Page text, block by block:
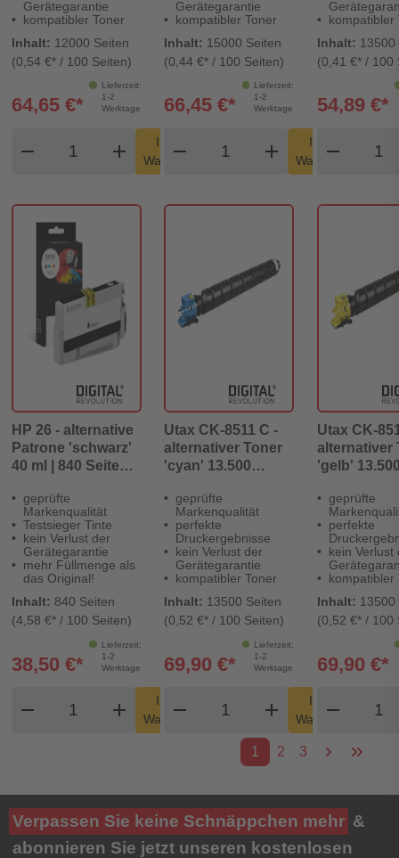
Gerätegarantie
kompatibler Toner
Inhalt: 12000 Seiten
(0,54 €* / 100 Seiten)
Lieferzeit:
1-2
Werktage
64,65 €*
remove
Produkt Warenkorb Menge
add
In den
Warenkorb
shopping_cart
Gerätegarantie
kompatibler Toner
Inhalt: 15000 Seiten
(0,44 €* / 100 Seiten)
Lieferzeit:
1-2
Werktage
66,45 €*
remove
Produkt Warenkorb
add
In den
Warenkorb
shopping_cart
kompatibler
Inhalt: 13500
(0,41 €* / 100
54,89 €*
remove
HP 26 - alternative
Patrone 'schwarz'
40 ml | 840 Seiten -
geprüfte
Markenqualität
Testsieger Tinte
kein Verlust der
Gerätegarantie
mehr Füllmenge als
das Original!
Inhalt: 840 Seiten
(4,58 €* / 100 Seiten)
Lieferzeit:
1-2
Werktage
38,50 €*
remove
Produkt Warenkorb Menge
add
In den
Warenkorb
shopping_cart
Utax CK-8511 C -
alternativer Toner
'cyan' 13.500
Revolution
geprüfte
Markenqualität
perfekte
Druckergebnisse
kein Verlust der
Gerätegarantie
kompatibler Toner
Inhalt: 13500 Seiten
(0,52 €* / 100 Seiten)
Lieferzeit:
1-2
Werktage
69,90 €*
remove
Produkt Warenkorb
add
In den
Warenkorb
shopping_cart
Utax CK-
alternativer
'gelb'
Revolution
geprüfte
perfekte
kein Verlust
kompatibler
Inhalt: 13500
(0,52 €* / 100
69,90 €*
remove
1 2 3
Verpassen Sie keine Schnäppchen mehr &
abonnieren Sie jetzt unseren kostenlosen